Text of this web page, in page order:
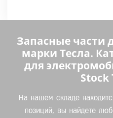
Запасные части
марки Тесла.
для
Stock
На нашем складе
позиций, вы найдете